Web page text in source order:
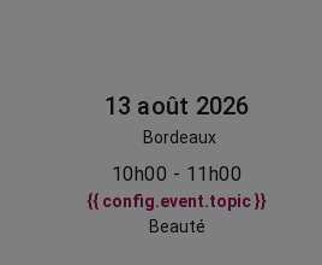
13 août 2026
Bordeaux
10h00 - 11h00
{{ config.event.topic }}
Beauté